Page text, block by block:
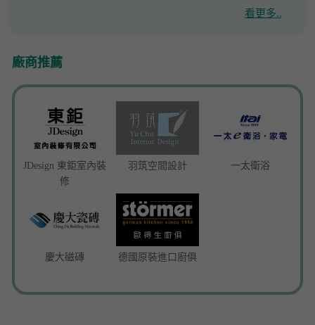
看更多..
廠商推薦
JDesign 東鉅室內裝
修
羽筑空間設計 一太衛浴
慶大磁磚 德國原裝進口廚俱